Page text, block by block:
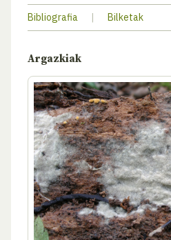
Bibliografia | Bilketak
Argazkiak